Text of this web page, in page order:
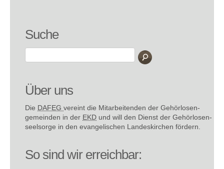
Suche
Über uns
Die DAFEG vereint die Mitarbeitenden der Gehör­losen­
gemeinden in der EKD und will den Dienst der Gehör­losen­
seel­sorge in den evange­lischen Landes­kirchen fördern.
So sind wir erreichbar: